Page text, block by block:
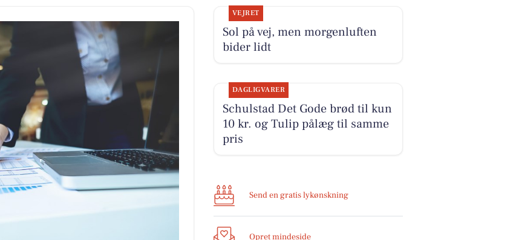
VEJRET
Sol på vej, men morgenluften
bider lidt
DAGLIGVARER
Schulstad Det Gode brød til kun
10 kr. og Tulip pålæg til samme
pris
Send en gratis lykønskning
Opret mindeside